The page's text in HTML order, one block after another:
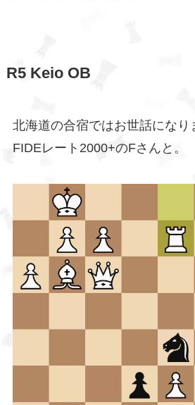
R5 Keio OB
北海道の合宿ではお世話になり
FIDEレート2000+のFさんと。